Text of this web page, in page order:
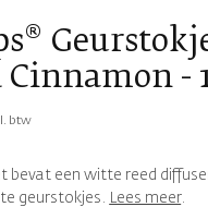
Cinnamon -
btw
bevat een witte reed
geurstokjes. Lees meer.